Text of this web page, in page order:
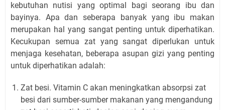
kebutuhan nutisi yang optimal bagi seorang ibu dan
bayinya. Apa dan seberapa banyak yang ibu makan
merupakan hal yang sangat penting untuk diperhatikan.
Kecukupan semua zat yang sangat diperlukan untuk
menjaga kesehatan, beberapa asupan gizi yang penting
untuk diperhatikan adalah:
Zat besi. Vitamin C akan meningkatkan absorpsi zat
besi dari sumber-sumber makanan yang mengandung